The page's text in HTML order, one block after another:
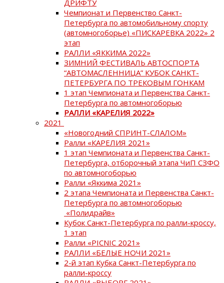
ДРИФТУ
Чемпионат и Первенство Санкт-
Петербурга по автомобильному спорту
(автомногоборье) «ПИСКАРЕВКА 2022» 2
этап
РАЛЛИ «ЯККИМА 2022»
ЗИМНИЙ ФЕСТИВАЛЬ АВТОСПОРТА
“АВТОМАСЛЕННИЦА” КУБОК САНКТ-
ПЕТЕРБУРГА ПО ТРЕКОВЫМ ГОНКАМ
1 этап Чемпионата и Первенства Санкт-
Петербурга по автомногоборью
РАЛЛИ «КАРЕЛИЯ 2022»
2021
«Новогодний СПРИНТ-СЛАЛОМ»
Ралли «КАРЕЛИЯ 2021»
1 этап Чемпионата и Первенства Санкт-
Петербурга, отборочный этапа ЧиП СЗФО
по автомногоборью
Ралли «Яккима 2021»
2 этапа Чемпионата и Первенства Санкт-
Петербурга по автомногоборью
«Полидрайв»
Кубок Санкт-Петербурга по ралли-кроссу,
1 этап
Ралли «PICNIC 2021»
РАЛЛИ «БЕЛЫЕ НОЧИ 2021»
2-й этап Кубка Санкт-Петербурга по
ралли-кроссу